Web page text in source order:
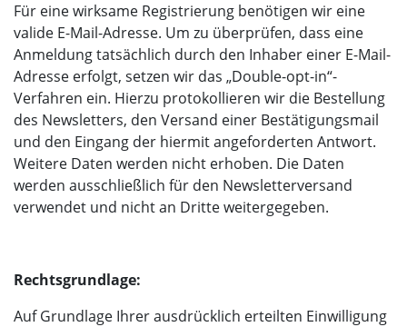
Für eine wirksame Registrierung benötigen wir eine
valide E-Mail-Adresse. Um zu überprüfen, dass eine
Anmeldung tatsächlich durch den Inhaber einer E-Mail-
Adresse erfolgt, setzen wir das „Double-opt-in“-
Verfahren ein. Hierzu protokollieren wir die Bestellung
des Newsletters, den Versand einer Bestätigungsmail
und den Eingang der hiermit angeforderten Antwort.
Weitere Daten werden nicht erhoben. Die Daten
werden ausschließlich für den Newsletterversand
verwendet und nicht an Dritte weitergegeben.
Rechtsgrundlage:
Auf Grundlage Ihrer ausdrücklich erteilten Einwilligung